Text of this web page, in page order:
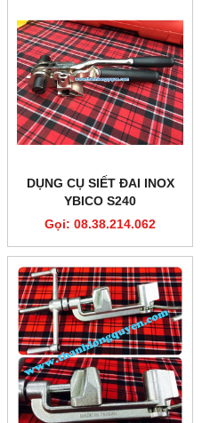
DỤNG CỤ SIẾT ĐAI INOX
YBICO S240
Gọi: 08.38.214.062